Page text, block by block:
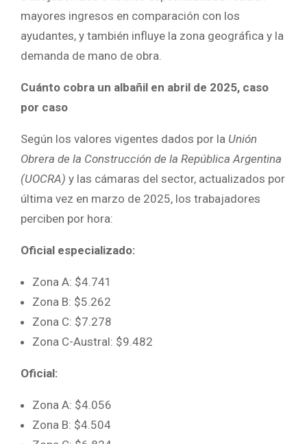
mayores ingresos en comparación con los
ayudantes, y también influye la zona geográfica y la
demanda de mano de obra.
Cuánto cobra un albañil en abril de 2025, caso
por caso
Según los valores vigentes dados por la Unión
Obrera de la Construcción de la República Argentina
(UOCRA) y las cámaras del sector, actualizados por
última vez en marzo de 2025, los trabajadores
perciben por hora:
Oficial especializado:
Zona A: $4.741
Zona B: $5.262
Zona C: $7.278
Zona C-Austral: $9.482
Oficial:
Zona A: $4.056
Zona B: $4.504